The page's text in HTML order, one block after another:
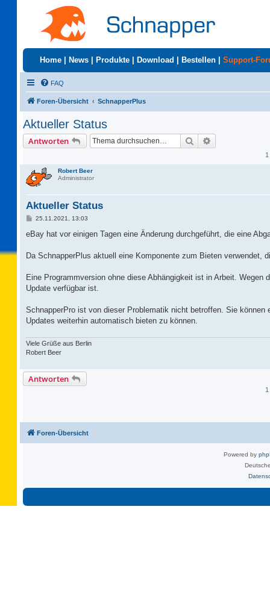
Home News Produkte Download Bestellen Support-
FAQ
Foren-Übersicht SchnapperPlus
Aktueller Status
Antworten Suche
Robert Beer
Administrator
Aktueller Status
B
i
a
25.11.2021, 13:03
eBay hat vor einigen Tagen eine Änderung durchgeführt, die eine
Da SchnapperPlus aktuell eine Komponente zum Bieten verwendet,
Eine Programmversion ohne diese Abhängigkeit ist in Arbeit.
Update verfügbar ist.
SchnapperPro ist von dieser Problematik nicht betroffen. Sie
Updates weiterhin automatisch bieten zu können.
Viele Grüße aus Berlin
Robert Beer
Antworten
Foren-Übersicht
Powered by